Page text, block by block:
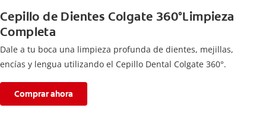
Cepillo de Dientes Colgate 360°Limpieza
Completa
Dale a tu boca una limpieza profunda de dientes, mejillas,
encías y lengua utilizando el Cepillo Dental Colgate 360°.
Comprar ahora